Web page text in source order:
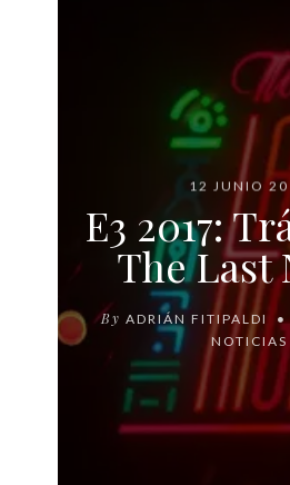
12 JUNIO
E3 2017:
The Last
By ADRIÁN FITIPALDI
NOTICIAS